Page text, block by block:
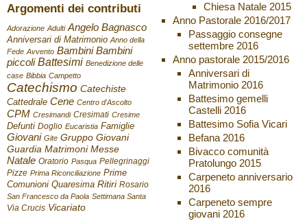
Argomenti dei contributi
Adorazione Adulti Angelo Bagnasco
Anniversari di Matrimonio Anno della
Fede Avvento Bambini Bambini
piccoli Battesimi Benedizione delle
case Bibbia Campetto
Catechismo Catechiste
Cattedrale Cene Centro d'Ascolto
CPM Cresimandi Cresimati Cresime
Defunti Doglio Eucaristia Famiglie
Giovani Gite Gruppo Giovani
Guardia Matrimoni Messe
Natale Oratorio Pasqua Pellegrinaggi
Pizze Prima Riconciliazione Prime
Comunioni Quaresima Ritiri Rosario
San Francesco da Paola Settimana Santa
Via Crucis Vicariato
Chiesa Natale 2015
Anno Pastorale 2016/2017
Passaggio consegne
settembre 2016
Anno pastorale 2015/2016
Anniversari di
Matrimonio 2016
Battesimo gemelli
Castelli 2016
Battesimo Sofia Vicari
Befana 2016
Bivacco comunità
Pratolungo 2015
Carpeneto anniversario
2016
Carpeneto sempre
giovani 2016